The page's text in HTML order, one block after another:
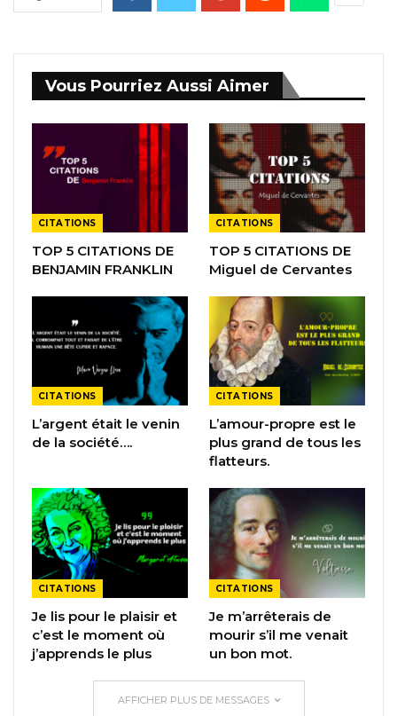
Vous Pourriez Aussi Aimer
CITATIONS
TOP 5 CITATIONS DE
BENJAMIN FRANKLIN
CITATIONS
TOP 5 CITATIONS DE
Miguel de Cervantes
CITATIONS
L’argent était le venin
de la société….
CITATIONS
L’amour-propre est le
plus grand de tous les
flatteurs.
CITATIONS
Je lis pour le plaisir et
c’est le moment où
j’apprends le plus
CITATIONS
Je m’arrêterais de
mourir s’il me venait
un bon mot.
AFFICHER PLUS DE MESSAGES